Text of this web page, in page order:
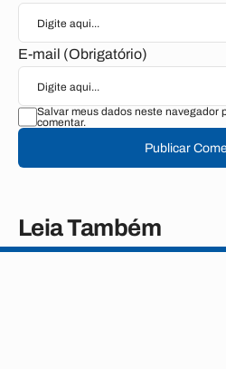
E-mail (Obrigatório)
Salvar meus dados neste navegador
comentar.
Publicar
Leia Também